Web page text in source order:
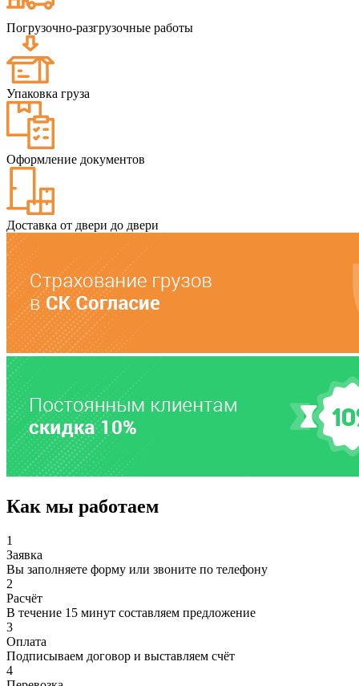
Погрузочно-разгрузочные работы
Упаковка груза
Оформление документов
Доставка от двери до двери
Как мы работаем
1
Заявка
Вы заполняете форму или звоните по телефону
2
Расчёт
В течение 15 минут составляем предложение
3
Оплата
Подписываем договор и выставляем счёт
4